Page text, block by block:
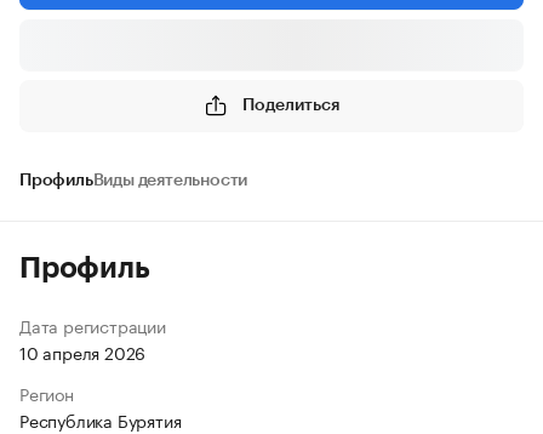
Поделиться
ПрофильВиды деятельности
Профиль
Дата регистрации
10 апреля 2026
Регион
Республика Бурятия